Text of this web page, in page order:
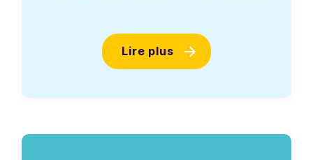
Lire plus